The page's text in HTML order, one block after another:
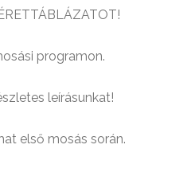
programon.
leírásunkat!
első mosás során.